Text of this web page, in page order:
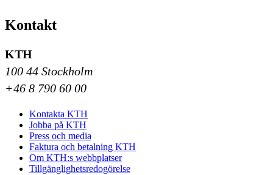
Kontakt
KTH
100 44 Stockholm
+46 8 790 60 00
Kontakta KTH
Jobba på KTH
Press och media
Faktura och betalning KTH
Om KTH:s webbplatser
Tillgänglighetsredogörelse